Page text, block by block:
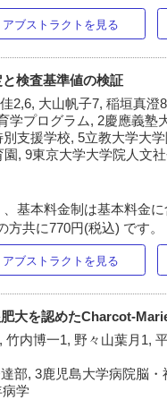
アブストラクトを見る
検査基準値の検証
2,6, 大山帆子7, 稲垣真澄
学プログラム, 2慶應義塾
支援学校, 5立教大学大
, 9東京大学大学院人文
基本料金制は基本料金に
共に770円(税込) です。
アブストラクトを見る
大を認めたCharcot-
内博一1, 野々山葉月1,
部, 3鹿児島大学病院脳
学